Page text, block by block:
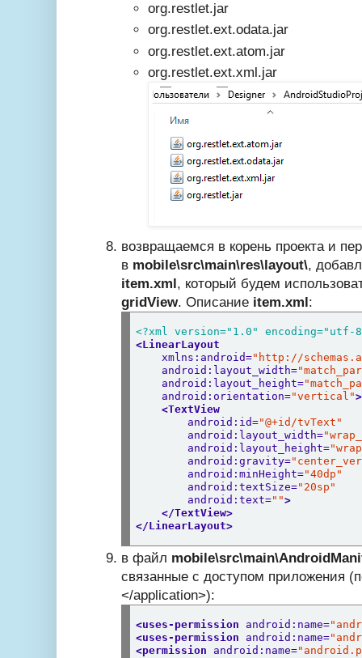
org.restlet.jar
org.restlet.ext.odata.jar
org.restlet.ext.atom.jar
org.restlet.ext.xml.jar
возвращаемся в корень проекта и
в mobile\src\main\res\layout\,
item.xml, который будем
gridView. Описание item.xml:
<?xml version="1.0" encoding="utf-
<LinearLayout
xmlns:android=" http://
android:layout_width=
android:layout_height=
android:orientation="vertical">
<TextView
android:id="@+id/tvText"
android:layout_width=
android:layout_height=
android:gravity=
android:minHeight="40dp"
android:textSize="20sp"
android:text="">
</TextView>
</LinearLayout>
в файл mobile\src\main\
связанные с доступом приложения
</application>):
<uses-permission android:name=
<uses-permission
android:name=
<permission
android:name=